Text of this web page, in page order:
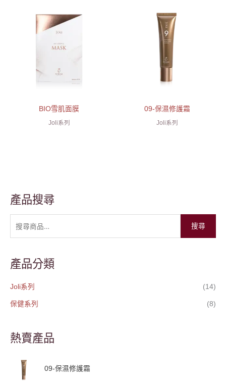
產品搜尋
搜
尋
關
鍵
:
搜尋
產品分類
Joli系列 (14)
保健系列 (8)
熱賣產品
09-保濕修護霜
BIO雪肌面膜
Joli系列
09-保濕修護霜
Joli系列